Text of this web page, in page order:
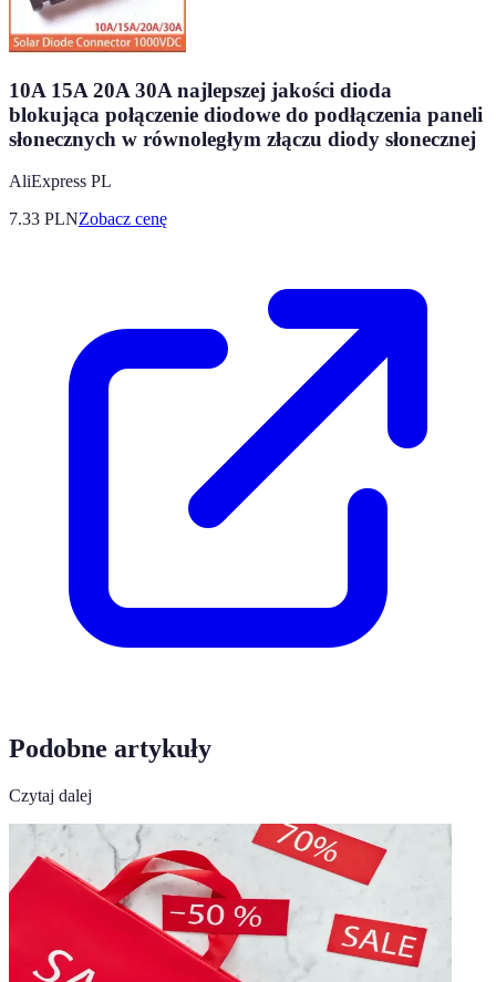
10A 15A 20A 30A najlepszej jakości dioda
blokująca połączenie diodowe do podłączenia paneli
słonecznych w równoległym złączu diody słonecznej
AliExpress PL
7.33 PLNZobacz cenę
Podobne artykuły
Czytaj dalej